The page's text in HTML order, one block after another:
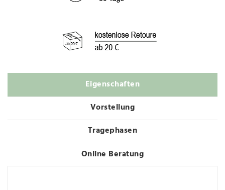
Eigenschaften
Vorstellung
Tragephasen
Online Beratung